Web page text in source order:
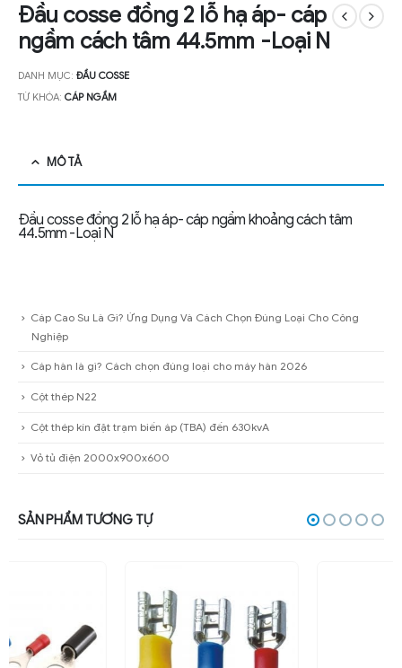
Đầu cosse đồng 2 lỗ hạ áp- cáp
ngầm cách tâm 44.5mm -Loại N
DANH MỤC: ĐẦU COSSE
TỪ KHÓA: CÁP NGẦM
MÔ TẢ
Đầu cosse đồng 2 lỗ hạ áp- cáp ngầm khoảng cách tâm
44.5mm -Loại N
Cáp Cao Su Là Gì? Ứng Dụng Và Cách Chọn Đúng Loại Cho Công
Nghiệp
Cáp hàn là gì? Cách chọn đúng loại cho máy hàn 2026
Cột thép N22
Cột thép kín đặt trạm biến áp (TBA) đến 630kvA
Vỏ tủ điện 2000x900x600
SẢN PHẨM TƯƠNG TỰ